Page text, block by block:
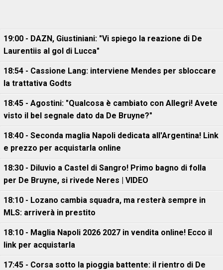
19:00 - DAZN, Giustiniani: "Vi spiego la reazione di De
Laurentiis al gol di Lucca"
18:54 - Cassione Lang: interviene Mendes per sbloccare
la trattativa Godts
18:45 - Agostini: "Qualcosa è cambiato con Allegri! Avete
visto il bel segnale dato da De Bruyne?"
18:40 - Seconda maglia Napoli dedicata all'Argentina! Link
e prezzo per acquistarla online
18:30 - Diluvio a Castel di Sangro! Primo bagno di folla
per De Bruyne, si rivede Neres | VIDEO
18:10 - Lozano cambia squadra, ma resterà sempre in
MLS: arriverà in prestito
18:10 - Maglia Napoli 2026 2027 in vendita online! Ecco il
link per acquistarla
17:45 - Corsa sotto la pioggia battente: il rientro di De